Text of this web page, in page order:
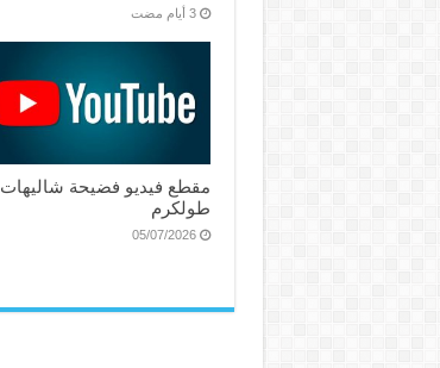
‏3 أيام مضت
مقطع فيديو فضيحة شاليهات
طولكرم
05/07/2026